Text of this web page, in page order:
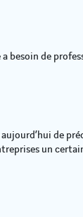
besoin de
de
un